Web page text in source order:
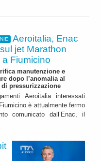
Aeroitalia, Enac
jet Marathon
a Fiumicino
manutenzione e
dopo l’anomalia al
di pressurizzazione
Aeroitalia interessati
è attualmente fermo
comunicato dall’Enac, il